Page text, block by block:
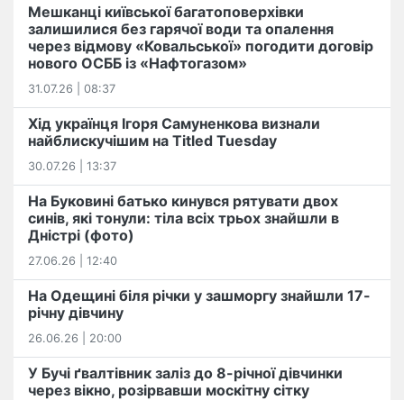
Мешканці київської багатоповерхівки
залишилися без гарячої води та опалення
через відмову «Ковальської» погодити договір
нового ОСББ із «Нафтогазом»
31.07.26 | 08:37
Хід українця Ігоря Самуненкова визнали
найблискучішим на Titled Tuesday
30.07.26 | 13:37
На Буковині батько кинувся рятувати двох
синів, які тонули: тіла всіх трьох знайшли в
Дністрі (фото)
27.06.26 | 12:40
На Одещині біля річки у зашморгу знайшли 17-
річну дівчину
26.06.26 | 20:00
У Бучі ґвалтівник заліз до 8-річної дівчинки
через вікно, розірвавши москітну сітку